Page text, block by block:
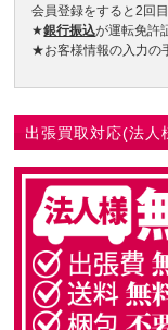
会員登録をすると2回
★銀行振込が運転免許
★お客様情報の入力の
出張買取対応(法人